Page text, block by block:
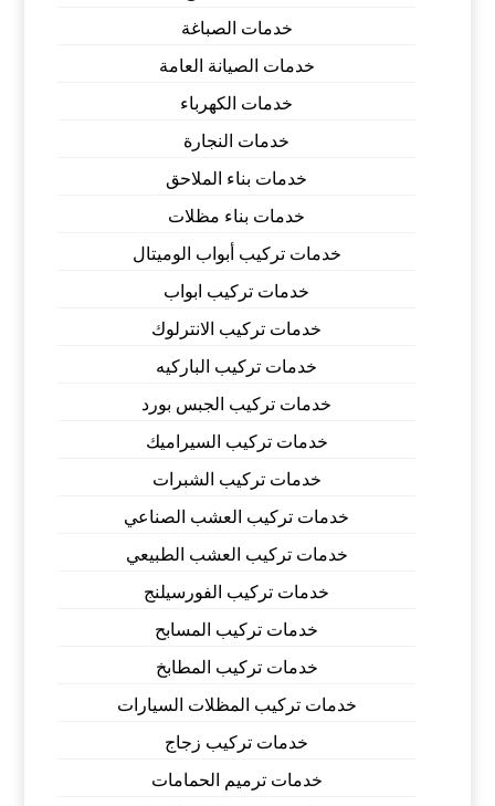
خدمات الصباغة
خدمات الصيانة العامة
خدمات الكهرباء
خدمات النجارة
خدمات بناء الملاحق
خدمات بناء مظلات
خدمات تركيب أبواب الوميتال
خدمات تركيب ابواب
خدمات تركيب الانترلوك
خدمات تركيب الباركيه
خدمات تركيب الجبس بورد
خدمات تركيب السيراميك
خدمات تركيب الشبرات
خدمات تركيب العشب الصناعي
خدمات تركيب العشب الطبيعي
خدمات تركيب الفورسيلنج
خدمات تركيب المسابح
خدمات تركيب المطابخ
خدمات تركيب المظلات السيارات
خدمات تركيب زجاج
خدمات ترميم الحمامات